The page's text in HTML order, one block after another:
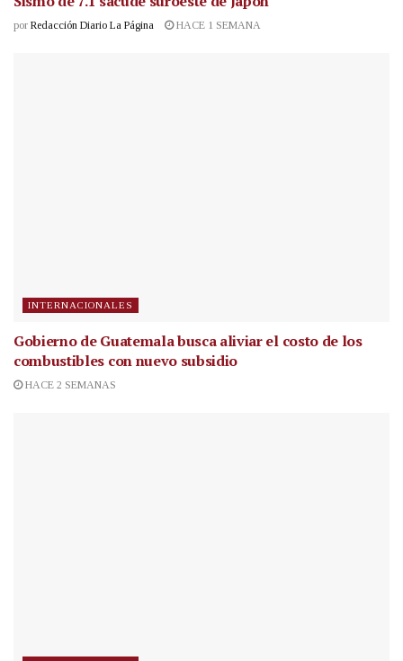
por Redacción Diario La Página HACE 1 SEMANA
INTERNACIONALES
Gobierno de Guatemala busca aliviar el costo de los
combustibles con nuevo subsidio
HACE 2 SEMANAS